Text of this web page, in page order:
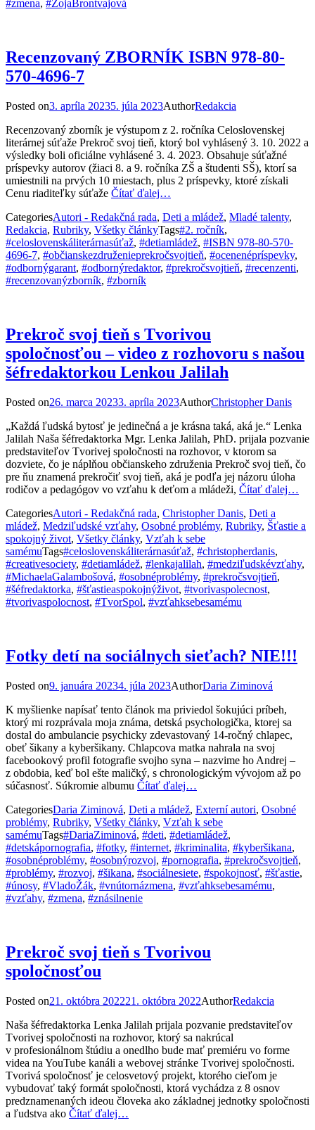
#zmena, #ZojaBrontvajová
Recenzovaný ZBORNÍK ISBN 978-80-
570-4696-7
Posted on3. apríla 20235. júla 2023AuthorRedakcia
Recenzovaný zborník je výstupom z 2. ročníka Celoslovenskej
literárnej súťaže Prekroč svoj tieň, ktorý bol vyhlásený 3. 10. 2022 a
výsledky boli oficiálne vyhlásené 3. 4. 2023. Obsahuje súťažné
príspevky autorov (žiaci 8. a 9. ročníka ZŠ a študenti SŠ), ktorí sa
umiestnili na prvých 10 miestach, plus 2 príspevky, ktoré získali
Cenu riaditeľky súťaže Čítať ďalej…
CategoriesAutori - Redakčná rada, Deti a mládež, Mladé talenty,
Redakcia, Rubriky, Všetky článkyTags#2. ročník,
#celoslovenskáliterárnasúťaž, #detiamládež, #ISBN 978-80-570-
4696-7, #občianskezdruženieprekročsvojtieň, #ocenenépríspevky,
#odbornýgarant, #odbornýredaktor, #prekročsvojtieň, #recenzenti,
#recenzovanýzborník, #zborník
Prekroč svoj tieň s Tvorivou
spoločnosťou – video z rozhovoru s našou
šéfredaktorkou Lenkou Jalilah
Posted on26. marca 20233. apríla 2023AuthorChristopher Danis
„Každá ľudská bytosť je jedinečná a je krásna taká, aká je.“ Lenka
Jalilah Naša šéfredaktorka Mgr. Lenka Jalilah, PhD. prijala pozvanie
predstaviteľov Tvorivej spoločnosti na rozhovor, v ktorom sa
dozviete, čo je náplňou občianskeho združenia Prekroč svoj tieň, čo
pre ňu znamená prekročiť svoj tieň, aká je podľa jej názoru úloha
rodičov a pedagógov vo vzťahu k deťom a mládeži, Čítať ďalej…
CategoriesAutori - Redakčná rada, Christopher Danis, Deti a
mládež, Medziľudské vzťahy, Osobné problémy, Rubriky, Šťastie a
spokojný život, Všetky články, Vzťah k sebe
samémuTags#celoslovenskáliterárnasúťaž, #christopherdanis,
#creativesociety, #detiamládež, #lenkajalilah, #medziľudskévzťahy,
#MichaelaGalambošová, #osobnéproblémy, #prekročsvojtieň,
#šéfredaktorka, #šťastieaspokojnýživot, #tvorivaspolecnost,
#tvorivaspolocnost, #TvorSpol, #vzťahksebesamému
Fotky detí na sociálnych sieťach? NIE!!!
Posted on9. januára 20234. júla 2023AuthorDaria Ziminová
K myšlienke napísať tento článok ma priviedol šokujúci príbeh,
ktorý mi rozprávala moja známa, detská psychologička, ktorej sa
dostal do ambulancie psychicky zdevastovaný 14-ročný chlapec,
obeť šikany a kyberšikany. Chlapcova matka nahrala na svoj
facebookový profil fotografie svojho syna – nazvime ho Andrej –
z obdobia, keď bol ešte maličký, s chronologickým vývojom až po
súčasnosť. Súkromie albumu Čítať ďalej…
CategoriesDaria Ziminová, Deti a mládež, Externí autori, Osobné
problémy, Rubriky, Všetky články, Vzťah k sebe
samémuTags#DariaZiminová, #deti, #detiamládež,
#detskápornografia, #fotky, #internet, #kriminalita, #kyberšikana,
#osobnéproblémy, #osobnýrozvoj, #pornografia, #prekročsvojtieň,
#problémy, #rozvoj, #šikana, #sociálnesiete, #spokojnosť, #šťastie,
#únosy, #VladoŽák, #vnútornázmena, #vzťahksebesamému,
#vzťahy, #zmena, #znásilnenie
Prekroč svoj tieň s Tvorivou
spoločnosťou
Posted on21. októbra 202221. októbra 2022AuthorRedakcia
Naša šéfredaktorka Lenka Jalilah prijala pozvanie predstaviteľov
Tvorivej spoločnosti na rozhovor, ktorý sa nakrúcal
v profesionálnom štúdiu a onedlho bude mať premiéru vo forme
videa na YouTube kanáli a webovej stránke Tvorivej spoločnosti.
Tvorivá spoločnosť je celosvetový projekt, ktorého cieľom je
vybudovať taký formát spoločnosti, ktorá vychádza z 8 osnov
predznamenaných ideou človeka ako základnej jednotky spoločnosti
a ľudstva ako Čítať ďalej…